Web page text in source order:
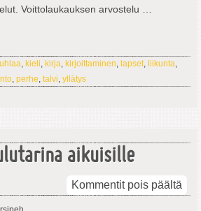
Voittolaukauksen arvostelu …
, kieli, kirja, kirjoittaminen, lapset, liikunta,
, perhe, talvi, yllätys
aikuisille
Kommentit pois päältä